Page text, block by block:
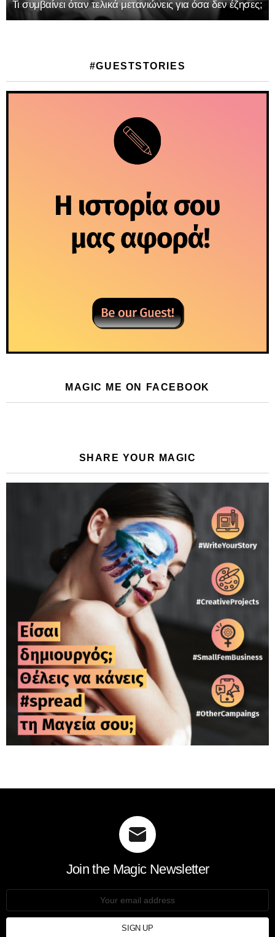
Τι συμβαίνει όταν τελικά μετανιώνεις για όσα δεν έζησες;
#GUESTSTORIES
MAGIC ME ON FACEBOOK
SHARE YOUR MAGIC
Join the Magic Newsletter